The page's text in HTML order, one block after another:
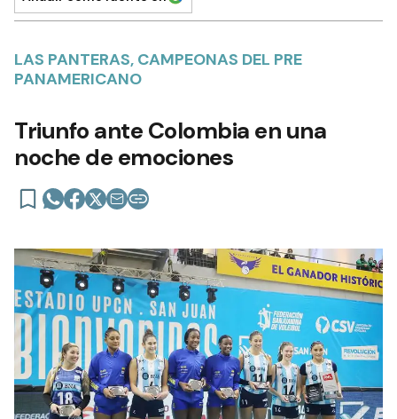
LAS PANTERAS, CAMPEONAS DEL PRE
PANAMERICANO
Triunfo ante Colombia en una
noche de emociones